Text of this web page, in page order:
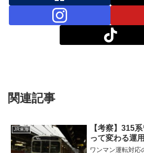
関連記事
JR東海
【考察】315
って変わる運
ワンマン運転対応